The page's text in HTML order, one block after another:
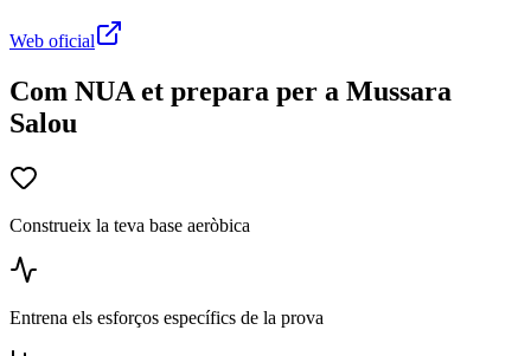
Web oficial
Com NUA et prepara per a Mussara
Salou
Construeix la teva base aeròbica
Entrena els esforços específics de la prova